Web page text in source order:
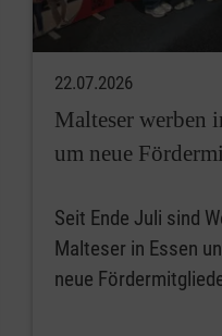
22.07.2026
Malteser werben
um neue
Seit Ende Juli sind
Malteser in Essen
neue